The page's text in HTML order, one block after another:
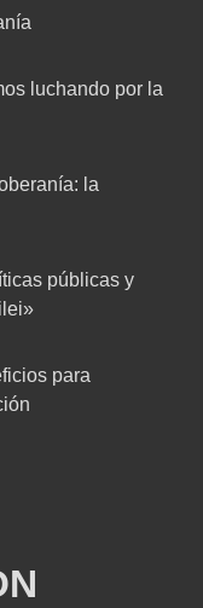
luchando por la
la
públicas y
para